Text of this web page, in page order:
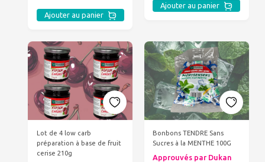
Ajouter au panier
Ajouter au panier
Lot de 4 low carb
préparation à base de fruit
cerise 210g
Bonbons TENDRE Sans
Sucres à la MENTHE 100G
Approuvés par Dukan